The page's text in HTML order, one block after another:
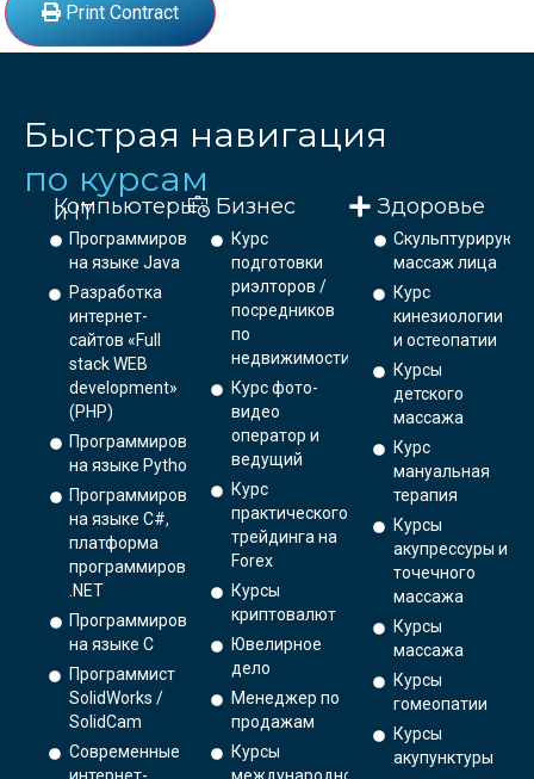
Print Contract
Быстрая навигация
по курсам
Компьютеры
и IT
Программирование
на языке Java
Разработка
интернет-
сайтов «Full
stack WEB
development»
(PHP)
Программирование
на языке Python.
Программирование
на языке C#,
платформа
программирования
.NET
Программирование
на языке С
Программист
SolidWorks /
SolidCam
Современные
интернет-
Бизнес
Курс
подготовки
риэлторов /
посредников
по
недвижимости
Курс фото-
видео
оператор и
ведущий
Курс
практического
трейдинга на
Forex
Курсы
криптовалют
Ювелирное
дело
Менеджер по
продажам
Курсы
международной
Здоровье
массаж лица
Курс
кинезиологии
и остеопатии
Курсы
детского
массажа
Курс
мануальная
терапия
Курсы
акупрессуры и
точечного
массажа
Курсы
массажа
Курсы
гомеопатии
Курсы
акупунктуры